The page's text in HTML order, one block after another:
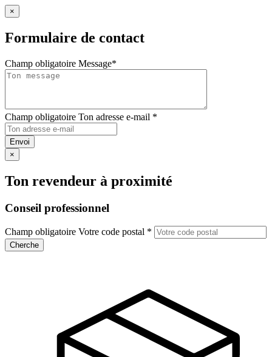
×
Formulaire de contact
Champ obligatoire Message*
Champ obligatoire Ton adresse e-mail *
Envoi
×
Ton revendeur à proximité
Conseil professionnel
Champ obligatoire Votre code postal *
Cherche